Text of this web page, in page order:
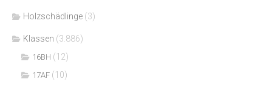
Holzschädlinge (3)
Klassen (3.886)
16BH (12)
17AF (10)